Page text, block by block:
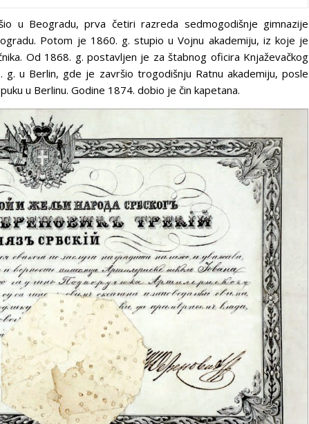
u Beogradu, prva četiri razreda sedmogodišnje gimnazije
Potom je 1860. g. stupio u Vojnu akademiju, iz koje je
Od 1868. g. postavljen je za štabnog oficira Knjaževačkog
u Berlin, gde je završio trogodišnju Ratnu akademiju, posle
u Berlinu. Godine 1874. dobio je čin kapetana.